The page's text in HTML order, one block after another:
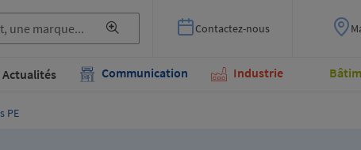
Contactez-nous
Actualités Communication Industrie
PE